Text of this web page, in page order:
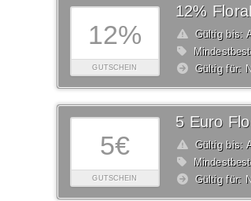
12%
GUTSCHEIN
12%
Gültig bis:
Gültig für:
5€
GUTSCHEIN
5 Euro
Gültig bis:
Gültig für: